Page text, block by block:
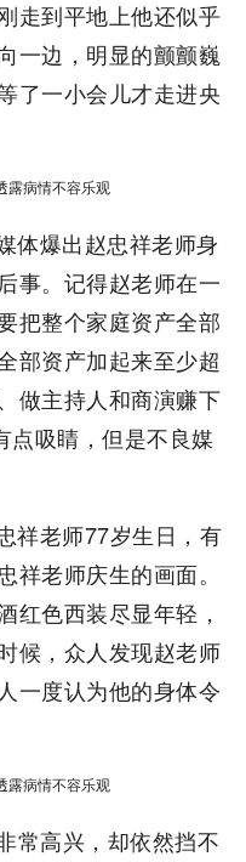
走到平地上他还似乎
一边，明显的颤颤巍
了一小会儿才走进央
体爆出赵忠祥老师身
事。记得赵老师在一
把整个家庭资产全部
部资产加起来至少超
做主持人和商演赚下
点吸睛，但是不良媒
祥老师77岁生日，有
祥老师庆生的画面。
红色西装尽显年轻，
候，众人发现赵老师
一度认为他的身体令
常高兴，却依然挡不